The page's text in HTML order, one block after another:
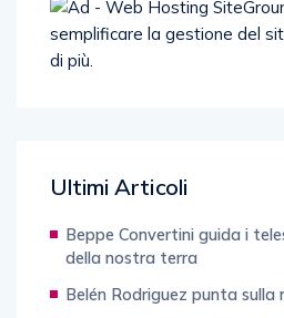
Ultimi Articoli
Beppe Convertini guida i
della nostra terra
Belén Rodriguez punta sulla